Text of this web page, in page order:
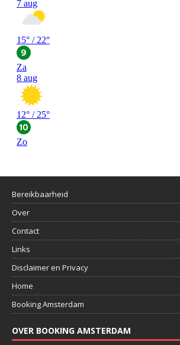
Bereikbaarheid
Over
Contact
Links
Disclaimer en Privacy
Home
Booking Amsterdam
OVER BOOKING AMSTERDAM